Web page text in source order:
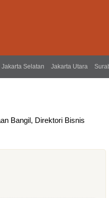
Jakarta Selatan Jakarta Utara
Bangil, Direktori Bisnis